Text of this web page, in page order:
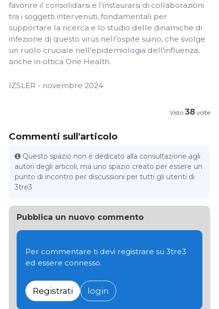
favorire il consolidarsi e l’instaurarsi di collaborazioni
tra i soggetti intervenuti, fondamentali per
supportare la ricerca e lo studio delle dinamiche di
infezione di questo virus nell’ospite suino, che svolge
un ruolo cruciale nell’epidemiologia dell’influenza,
anche in ottica One Health.
IZSLER - novembre 2024
Visto 38 volte
Commenti sull'articolo
Questo spazio non è dedicato alla consultazione agli
autori degli articoli, ma uno spazio creato per essere un
punto di incontro per discussioni per tutti gli utenti di
3tre3
Pubblica un nuovo commento
Per commentare ti devi registrare su 3tre3
ed essere connesso.
Registrati login